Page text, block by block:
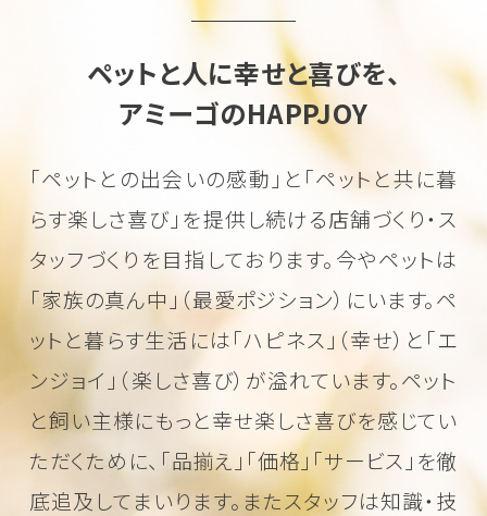
ペットと人に幸せと喜びを、
アミーゴのHAPPJOY
「ペットとの出会いの感動」と「ペットと共に暮
らす楽しさ喜び」を提供し続ける店舗づくり・ス
タッフづくりを目指しております。 今やペットは
「家族の真ん中」（最愛ポジション）にいます。ペ
ットと暮らす生活には「ハピネス」（幸せ）と「エ
ンジョイ」（楽しさ喜び）が溢れています。ペット
と飼い主様にもっと幸せ楽しさ喜びを感じてい
ただくために、 「品揃え」「価格」「サービス」を徹
底追及してまいります。またスタッフは知識・技